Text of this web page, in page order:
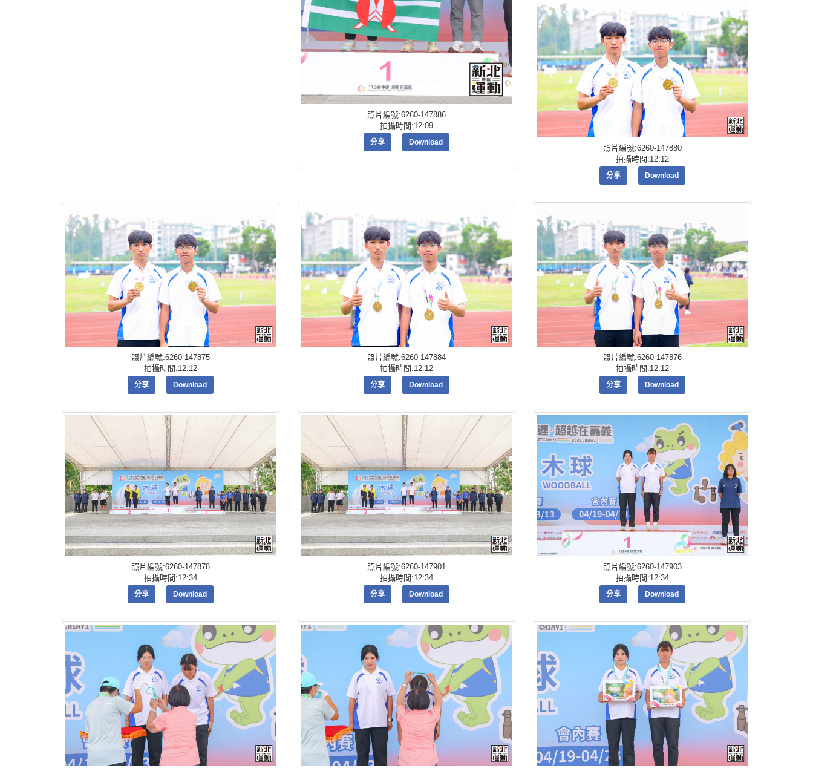
照片編號:6260-147886
拍攝時間:12:09
分享 Download
照片編號:6260-147880
拍攝時間:12:12
分享 Download
照片編號:6260-147875
拍攝時間:12:12
分享 Download
照片編號:6260-147884
拍攝時間:12:12
分享 Download
照片編號:6260-147876
拍攝時間:12:12
分享 Download
照片編號:6260-147878
拍攝時間:12:34
分享 Download
照片編號:6260-147901
拍攝時間:12:34
分享 Download
照片編號:6260-147903
拍攝時間:12:34
分享 Download